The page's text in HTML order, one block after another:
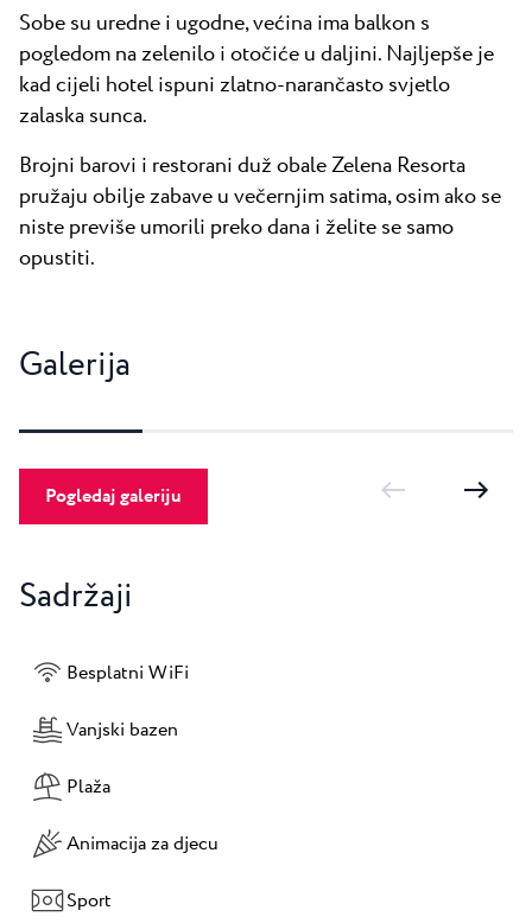
Sobe su uredne i ugodne, većina ima balkon s
pogledom na zelenilo i otočiće u daljini. Najljepše je
kad cijeli hotel ispuni zlatno-narančasto svjetlo
zalaska sunca.
Brojni barovi i restorani duž obale Zelena Resorta
pružaju obilje zabave u večernjim satima, osim ako se
niste previše umorili preko dana i želite se samo
opustiti.
Galerija
Pogledaj galeriju
Sadržaji
Besplatni WiFi
Vanjski bazen
Plaža
Animacija za djecu
Sport